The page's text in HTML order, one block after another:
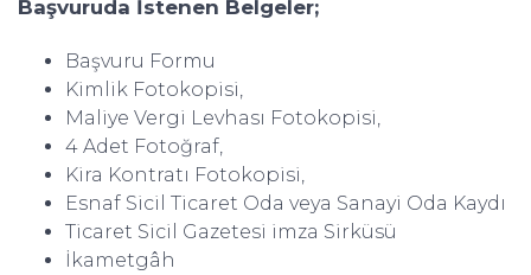
Başvuruda İstenen Belgeler;
Başvuru Formu
Kimlik Fotokopisi,
Maliye Vergi Levhası Fotokopisi,
4 Adet Fotoğraf,
Kira Kontratı Fotokopisi,
Esnaf Sicil Ticaret Oda veya Sanayi Oda Kaydı
Ticaret Sicil Gazetesi imza Sirküsü
İkametgâh